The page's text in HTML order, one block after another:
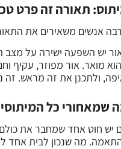
תאורה זה פרט
אנשים משאירים את
יש השפעה ישירה על מצב
מואר. אור מפוזר, עקיף
ולתכנן את זה מראש. זה
שמאחורי כל
יש חוט אחד שמחבר את
מה שנכון לבית אחד